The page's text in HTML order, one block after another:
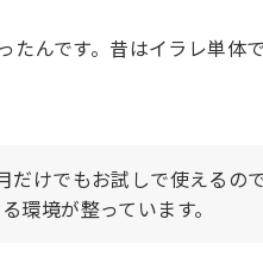
たんです。昔はイラレ単体
だけでもお試しで使えるの
環境が整っています。